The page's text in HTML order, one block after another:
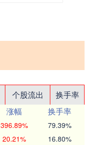
个股流出
换手率
涨幅
换手率
396.89% 79.39%
20.21% 16.80%